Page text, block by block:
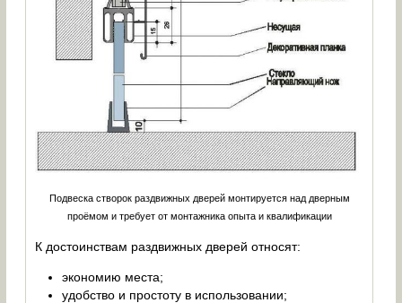
Подвеска створок раздвижных дверей монтируется над дверным
проёмом и требует от монтажника опыта и квалификации
К достоинствам раздвижных дверей относят:
экономию места;
удобство и простоту в использовании;